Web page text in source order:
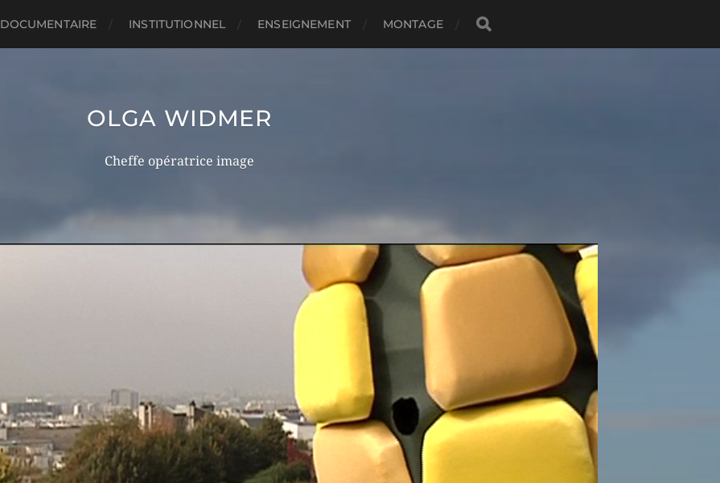
DOCUMENTAIRE INSTITUTIONNEL ENSEIGNEMENT MONTAGE
OLGA WIDMER
Cheffe opératrice image